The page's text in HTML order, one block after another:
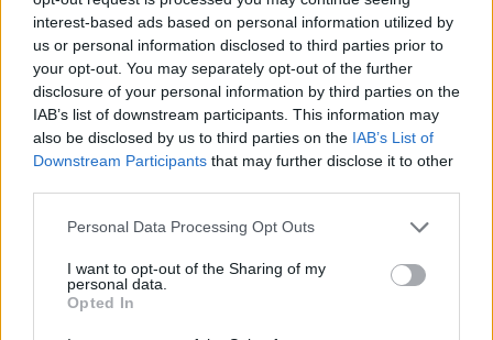
interest-based ads based on personal information utilized by
us or personal information disclosed to third parties prior to
your opt-out. You may separately opt-out of the further
disclosure of your personal information by third parties on the
IAB’s list of downstream participants. This information may
also be disclosed by us to third parties on the IAB’s List of
Downstream Participants that may further disclose it to other
Please note that this website/app uses one or more Google
not limited to your visit or usage behaviour. You may click to
grant or deny consent to Google and its third-party tags to
use your data for below specified purposes in below Google
Personal Data Processing Opt Outs
I want to opt-out of the Sharing of my
personal data.
Opted In
biztonság. Milyen biztonsági intézkedések vannak
beépítve a Messenger Rooms-ba és milyen
lehetőségeink vannak? Értelemszerűen az a személy
rendelkezik felügyelettel a szoba fölött, aki
létrehozza azt. Ahogy már említettük, beállíthatja
például, hogy kik láthatják a szobát és kik léphetnek
be, illetve hogy milyen könnyen is lehet megtalálni a
szobát, valamint megosztható-e annak linkje.
Nézzük meg, hogy moderátorként milyen
lehetőségeink vannak, hogy biztonságban tartsuk a
szobát:
A szoba lezárása: A szobák lezárhatók, ha a
hívás elkezdődött. Ezután csak a csoport